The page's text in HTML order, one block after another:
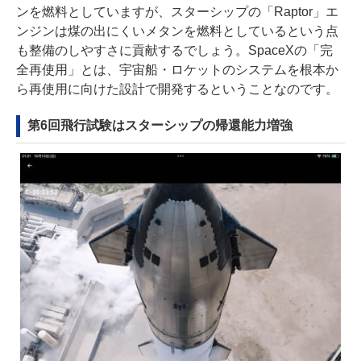
ンを燃料としていますが、スターシップの「Raptor」エ
ンジンは煤の出にくいメタンを燃料としているという点
も整備のしやすさに貢献するでしょう。SpaceXの「完
全再使用」とは、宇宙船・ロケットのシステムを根本か
ら再使用に向けた設計で開発するということなのです。
第6回飛行試験はスターシップの帰還能力増強